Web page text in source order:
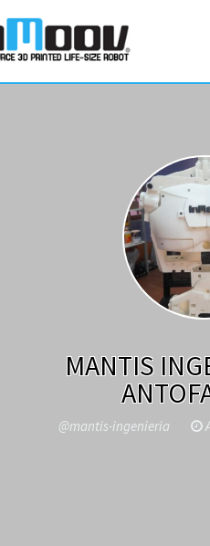
MANTIS
@mantis-ingenieria